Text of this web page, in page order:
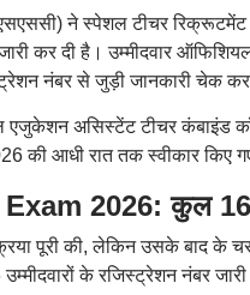
ने स्पेशल टीचर
जारी कर दी है। उम्मीदवार
नंबर से जुड़ी जानकारी चेक
असिस्टेंट टीचर कंबाइंड
की आधी रात तक स्वीकार किए
2026: कुल
पूरी की, लेकिन उसके बाद के
के रजिस्ट्रेशन नंबर जारी